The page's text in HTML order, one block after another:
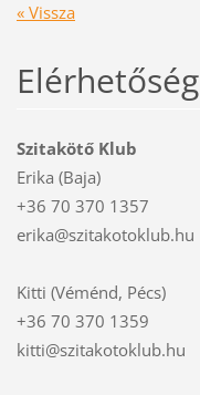
« Vissza
Elérhetőség
Szitakötő Klub
Erika (Baja)
+36 70 370 1357
erika@szitakotoklub.hu
Kitti (Véménd, Pécs)
+36 70 370 1359
kitti@szitakotoklub.hu